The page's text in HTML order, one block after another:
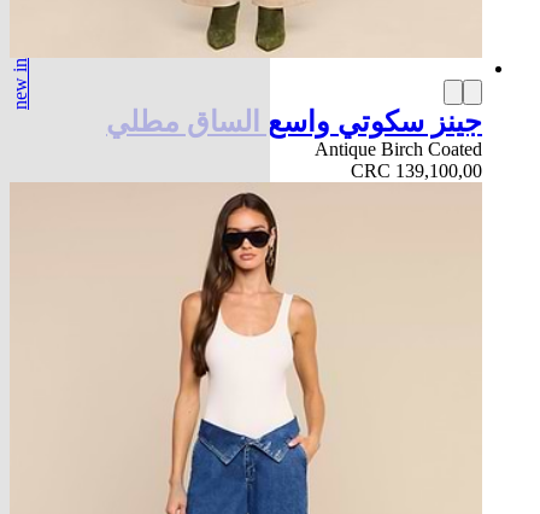
new in
جينز سكوتي واسع الساق مطلي
Antique Birch Coated
CRC 139,100,00